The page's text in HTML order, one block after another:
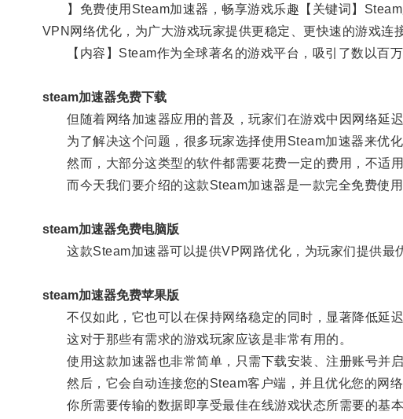
】免费使用Steam加速器，畅享游戏乐趣【关键词】Steam
VPN网络优化，为广大游戏玩家提供更稳定、更快速的游戏连
【内容】Steam作为全球著名的游戏平台，吸引了数以百万
steam加速器免费下载
但随着网络加速器应用的普及，玩家们在游戏中因网络延迟
为了解决这个问题，很多玩家选择使用Steam加速器来优化
然而，大部分这类型的软件都需要花费一定的费用，不适用
而今天我们要介绍的这款Steam加速器是一款完全免费使用
steam加速器免费电脑版
这款Steam加速器可以提供VP网路优化，为玩家们提供最
steam加速器免费苹果版
不仅如此，它也可以在保持网络稳定的同时，显著降低延迟
这对于那些有需求的游戏玩家应该是非常有用的。
使用这款加速器也非常简单，只需下载安装、注册账号并启
然后，它会自动连接您的Steam客户端，并且优化您的网络
你所需要传输的数据即享受最佳在线游戏状态所需要的基本